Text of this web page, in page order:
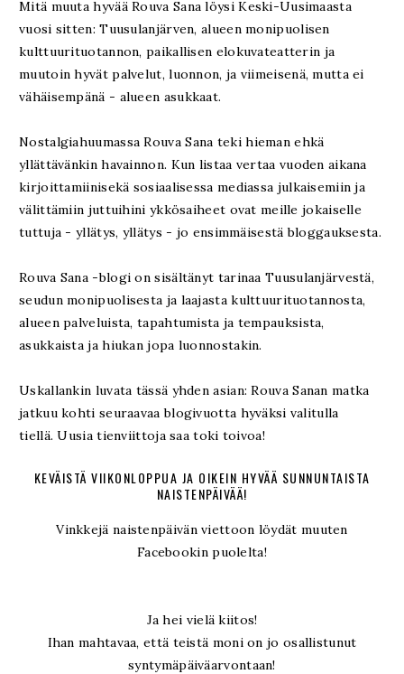
Mitä muuta hyvää Rouva Sana löysi Keski-Uusimaasta
vuosi sitten: Tuusulanjärven, alueen monipuolisen
kulttuurituotannon, paikallisen elokuvateatterin ja
muutoin hyvät palvelut, luonnon, ja viimeisenä, mutta ei
vähäisempänä - alueen asukkaat.
Nostalgiahuumassa Rouva Sana teki hieman ehkä
yllättävänkin havainnon. Kun listaa vertaa vuoden aikana
kirjoittamiinisekä sosiaalisessa mediassa julkaisemiin ja
välittämiin juttuihini ykkösaiheet ovat meille jokaiselle
tuttuja - yllätys, yllätys - jo ensimmäisestä bloggauksesta.
Rouva Sana -blogi on sisältänyt tarinaa Tuusulanjärvestä,
seudun monipuolisesta ja laajasta kulttuurituotannosta,
alueen palveluista, tapahtumista ja tempauksista,
asukkaista ja hiukan jopa luonnostakin.
Uskallankin luvata tässä yhden asian: Rouva Sanan matka
jatkuu kohti seuraavaa blogivuotta hyväksi valitulla
tiellä.Uusia tienviittoja saa toki toivoa!
KEVÄISTÄ VIIKONLOPPUA JA OIKEIN HYVÄÄ SUNNUNTAISTA
NAISTENPÄIVÄÄ!
Vinkkejä naistenpäivän viettoon löydät muuten
Facebookin puolelta!
Ja hei vielä kiitos!
Ihan mahtavaa, että teistä moni on jo osallistunut
syntymäpäiväarvontaan!